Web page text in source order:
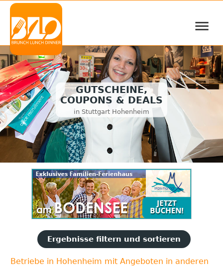
≡
GUTSCHEINE,
COUPONS & DEALS
in Stuttgart Hohenheim
Ergebnisse filtern und sortieren
Betriebe in Hohenheim mit Angeboten in anderen